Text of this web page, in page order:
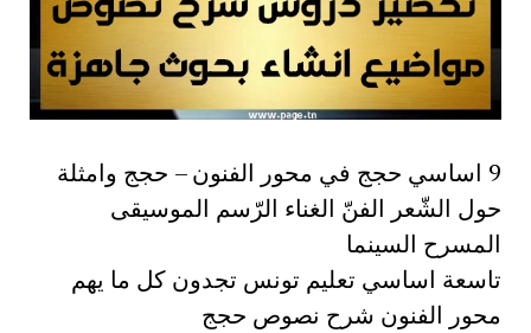
9 اساسي حجج في محور الفنون – حجج وامثلة
حول الشّعر الفنّ الغناء الرّسم الموسيقى
المسرح السينما
تاسعة اساسي تعليم تونس تجدون كل ما يهم
محور الفنون شرح نصوص حجج